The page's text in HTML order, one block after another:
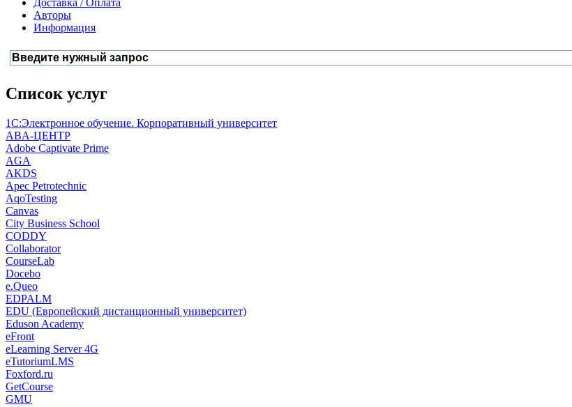
Доставка / Оплата
Авторы
Информация
Список услуг
1С:Электронное обучение. Корпоративный университет
ABA-ЦЕНТР
Adobe Captivate Prime
AGA
AKDS
Apec Petrotechnic
AqoTesting
Canvas
City Business School
CODDY
Collaborator
CourseLab
Docebo
e.Queo
EDPALM
EDU (Европейский дистанционный университет)
Eduson Academy
eFront
eLearning Server 4G
eTutoriumLMS
Foxford.ru
GetCourse
GMU